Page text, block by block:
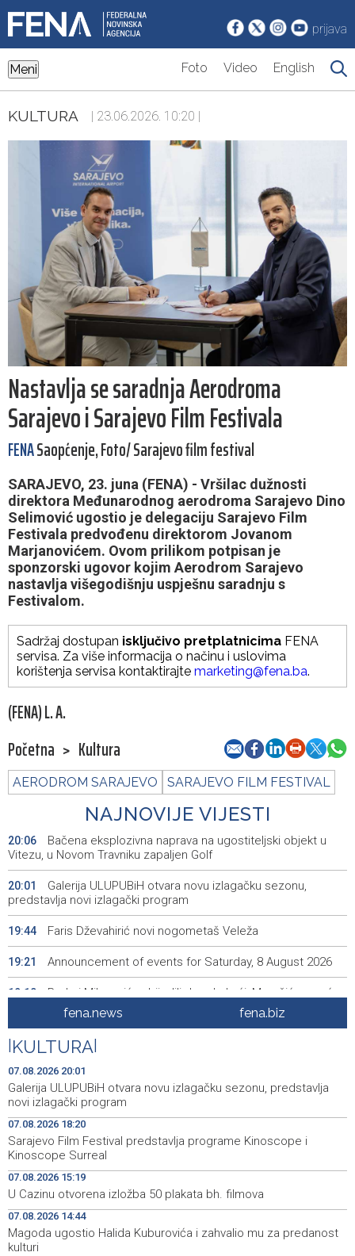
prijava
Meni Foto Video English
KULTURA | 23.06.2026. 10:20 |
Nastavlja se saradnja Aerodroma
Sarajevo i Sarajevo Film Festivala
FENASaopćenje, Foto/ Sarajevo film festival
SARAJEVO, 23. juna (FENA) - Vršilac dužnosti
direktora Međunarodnog aerodroma Sarajevo Dino
Selimović ugostio je delegaciju Sarajevo Film
Festivala predvođenu direktorom Jovanom
Marjanovićem. Ovom prilikom potpisan je
sponzorski ugovor kojim Aerodrom Sarajevo
nastavlja višegodišnju uspješnu saradnju s
Festivalom.
Sadržaj dostupan isključivo pretplatnicima FENA
servisa. Za više informacija o načinu i uslovima
korištenja servisa kontaktirajte marketing@fena.ba.
(FENA) L. A.
Početna > Kultura
AERODROM SARAJEVO SARAJEVO FILM FESTIVAL
NAJNOVIJE VIJESTI
20:06
Bačena eksplozivna naprava na ugostiteljski objekt u
Vitezu, u Novom Travniku zapaljen Golf
20:01
Galerija ULUPUBiH otvara novu izlagačku sezonu,
predstavlja novi izlagački program
19:44 Faris Dževahirić novi nogometaš Veleža
19:21 Announcement of events for Saturday, 8 August 2026
19:10
Rudari Milanovića ubijedili da ode kući, Memčić se već
ponovo vratio u jamu 'Raspotočje'
19:03
Sarajevo Film Festival presents Kinoscope and
Kinoscope Surreal programs
19:00 Najave događaja za 8. 8. 2026. godine (subota)
18:58
Fire breaks out across more than 40 hectares in Grude,
firefighters and Air Tractors on the ground
18:55
Zelenski doputovao u Beograd, sutra sastanak s
Vučićem
Second Air Tractor joins firefighting efforts in Konjic,
third expected on Saturday
fena.news fena.biz
KULTURA
07.08.2026 20:01
Galerija ULUPUBiH otvara novu izlagačku sezonu, predstavlja
novi izlagački program
07.08.2026 18:20
Sarajevo Film Festival predstavlja programe Kinoscope i
Kinoscope Surreal
07.08.2026 15:19
U Cazinu otvorena izložba 50 plakata bh. filmova
07.08.2026 14:44
Magoda ugostio Halida Kuburovića i zahvalio mu za predanost
kulturi